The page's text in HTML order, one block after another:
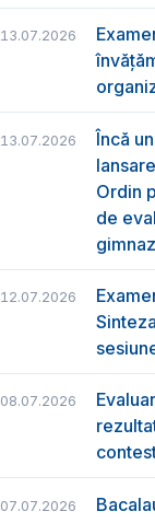
13.07.2026
13.07.2026
Încă
Ordin
de
12.07.2026
08.07.2026
07.07.2026